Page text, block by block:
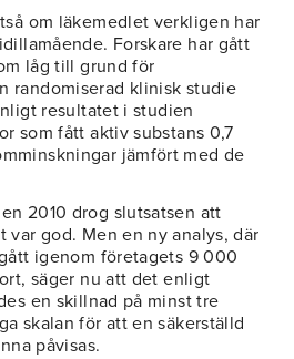
om läkemedlet verkligen har
Forskare har gått
låg till grund för
randomiserad klinisk studie
resultatet i studien
som fått aktiv substans 0,7
jämfört med de
2010 drog slutsatsen att
god. Men en ny analys, där
igenom företagets 9 000
säger nu att det enligt
en skillnad på minst tre
skalan för att en säkerställd
påvisas.